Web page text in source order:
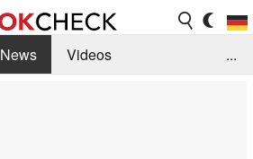
News
Videos
...